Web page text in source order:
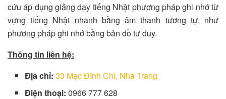
cứu áp dụng giảng dạy tiếng Nhật phương pháp ghi nhớ từ
vựng tiếng Nhật nhanh bằng âm thanh tương tự, như
phương pháp ghi nhớ bằng bản đồ tư duy.
Thông tin liên hệ:
Địa chỉ: 33 Mạc Đĩnh Chi, Nha Trang
Điện thoại: 0966 777 628